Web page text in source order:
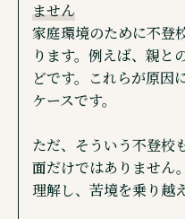
ません
家庭環境のために不登
ります。例えば、親と
どです。これらが原因
ケースです。
ただ、そういう不登校
面だけではありません
理解し、苦境を乗り越